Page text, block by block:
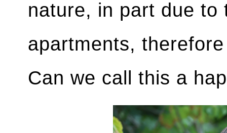
nature, in part due to
apartments,
Can we call this a